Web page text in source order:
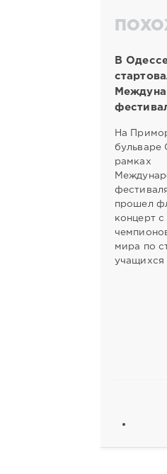
В
На
бульваре
рамках
прошел
концерт с
мира по
учащихся